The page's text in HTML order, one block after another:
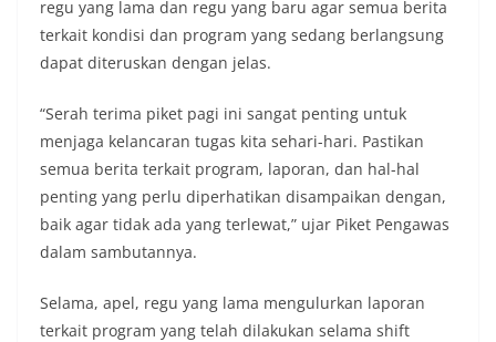
regu yang lama dan regu yang baru agar semua berita
terkait kondisi dan program yang sedang berlangsung
dapat diteruskan dengan jelas.
“Serah terima piket pagi ini sangat penting untuk
menjaga kelancaran tugas kita sehari-hari. Pastikan
semua berita terkait program, laporan, dan hal-hal
penting yang perlu diperhatikan disampaikan dengan,
baik agar tidak ada yang terlewat,” ujar Piket Pengawas
dalam sambutannya.
Selama, apel, regu yang lama mengulurkan laporan
terkait program yang telah dilakukan selama shift